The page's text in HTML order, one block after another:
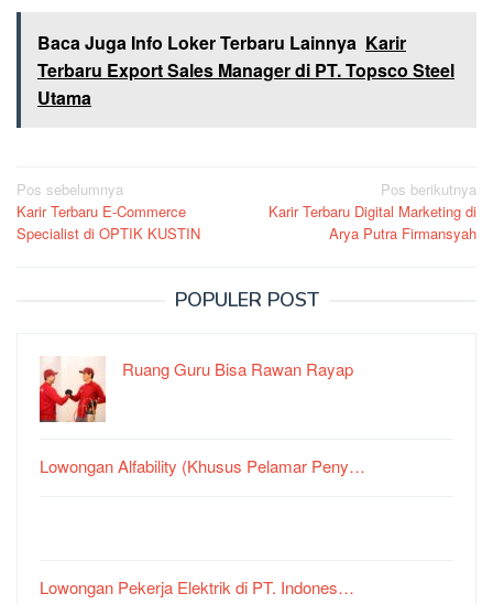
Baca Juga Info Loker Terbaru Lainnya Karir
Terbaru Export Sales Manager di PT. Topsco Steel
Utama
Navigasi
pos
Pos sebelumnya
Karir Terbaru E-Commerce
Specialist di OPTIK KUSTIN
Pos berikutnya
Karir Terbaru Digital Marketing di
Arya Putra Firmansyah
POPULER POST
Ruang Guru Bisa Rawan Rayap
Lowongan Alfability (Khusus Pelamar Peny…
Lowongan Pekerja Elektrik di PT. Indones…